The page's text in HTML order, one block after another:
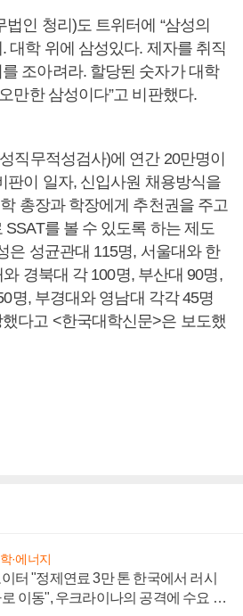
인 청리)도 트위터에 “삼성의
대학 위에 삼성있다. 제자를 취직
조아려라. 할당된 숫자가 대학
만한 삼성이다”고 비판했다.
직무적성검사)에 연간 20만명이
판이 일자, 신입사원 채용방식을
총장과 학장에게 추천권을 주고
를 볼 수 있도록 하는 제도
은 성균관대 115명, 서울대와 한
경북대 각 100명, 부산대 90명,
명, 부경대와 영남대 각각 45명
다고 <한국대학신문>은 보도했
·에너지
이터 "정제연료 3만 톤 한국에서 러시
이동", 우크라이나의 공격에 수요 늘